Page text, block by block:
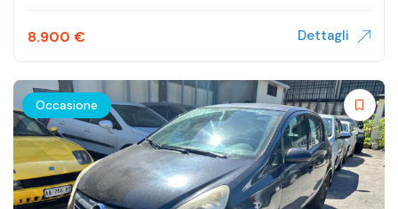
8.900 € Dettagli
Occasione